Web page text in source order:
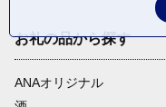
お礼の品から探す
ANAオリジナル